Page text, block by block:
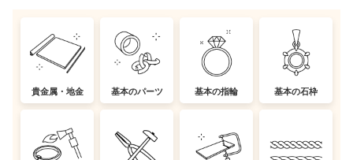
貴金属・地金 基本のパーツ 基本の指輪 基本の石枠